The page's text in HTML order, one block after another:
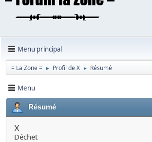
Menu principal
= La Zone = ► Profil de X ► Résumé
Menu
Résumé
X
Déchet